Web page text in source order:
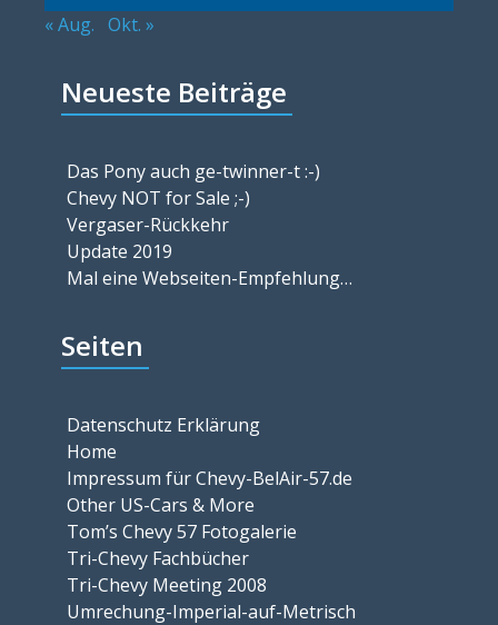
« Aug. Okt. »
Neueste Beiträge
Das Pony auch ge-twinner-t :-)
Chevy NOT for Sale ;-)
Vergaser-Rückkehr
Update 2019
Mal eine Webseiten-Empfehlung…
Seiten
Datenschutz Erklärung
Home
Impressum für Chevy-BelAir-57.de
Other US-Cars & More
Tom’s Chevy 57 Fotogalerie
Tri-Chevy Fachbücher
Tri-Chevy Meeting 2008
Umrechung-Imperial-auf-Metrisch